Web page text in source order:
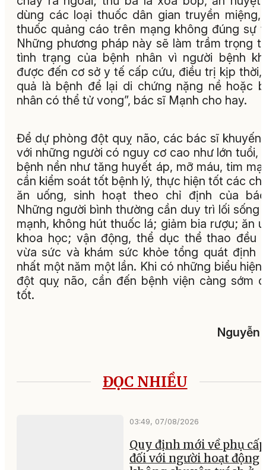
Bác sĩ Bùi Văn Mạnh thăm khám cho bệnh nhân
quỵ não đang hồi phục.
Bác sĩ Bùi Văn Mạnh cho biết thời gian qua
viện đã tiếp nhận không ít trường hợp bệnh
đột quỵ não nhập viện muộn do người nhà
mắc phải là: cho bệnh nhân nằm yên một
không đi đâu hết; thứ hai là châm chích để
chảy ra ngoài; thứ ba là xoa bóp, ấn huyệt
dùng các loại thuốc dân gian truyền miệng,
thuốc quảng cáo trên mạng không đúng sự
Những phương pháp này sẽ làm trầm trọng
tình trạng của bệnh nhân vì người bệnh
được đến cơ sở y tế cấp cứu, điều trị kịp thời,
quả là bệnh để lại di chứng nặng nề hoặc
nhân có thể tử vong”, bác sĩ Mạnh cho hay.
bệnh nền như tăng huyết áp, mỡ máu, tim
Những người bình thường cần duy trì lối sống
mạnh, không hút thuốc lá; giảm bia rượu; ăn
vừa sức và khám sức khỏe tổng quát định
đột quỵ não, cần đến bệnh viện càng sớm